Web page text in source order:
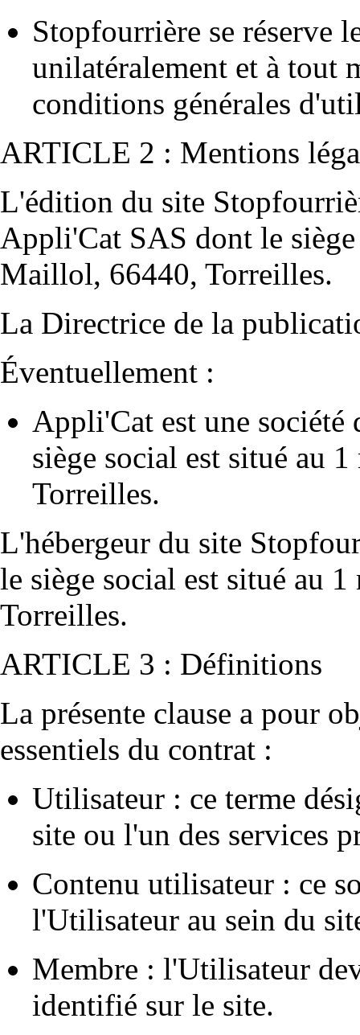
Stopfourrière se réserve
unilatéralement et à tout
conditions générales
ARTICLE 2 : Mentions
L'édition du site
Appli'Cat SAS dont le
Maillol, 66440, Torreilles.
La Directrice de la
Éventuellement :
Appli'Cat est une
siège social est situé au 1
Torreilles.
L'hébergeur du site
le siège social est situé au 1
Torreilles.
ARTICLE 3 : Définitions
La présente clause a pour
essentiels du contrat :
Utilisateur : ce terme
site ou l'un des services
Contenu utilisateur : ce
l'Utilisateur au sein du
Membre : l'Utilisateur
identifié sur le site.